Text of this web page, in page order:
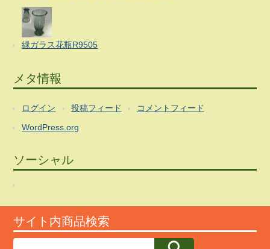
緑ガラス花瓶R9505
メタ情報
ログイン 投稿フィード コメントフィード
WordPress.org
ソーシャル
サイト内商品検索